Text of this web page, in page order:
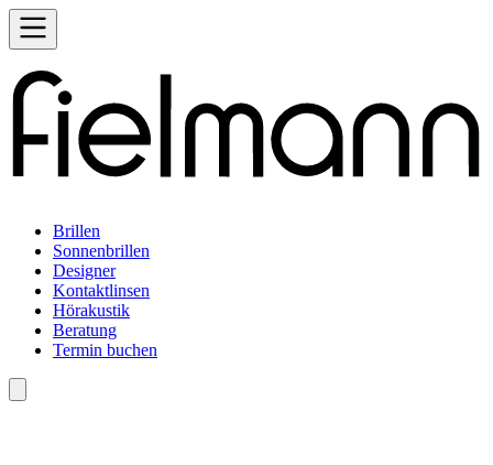
Brillen
Sonnenbrillen
Designer
Kontaktlinsen
Hörakustik
Beratung
Termin buchen